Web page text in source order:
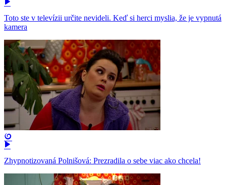
Toto ste v televízii určite nevideli. Keď si herci myslia, že je vypnutá
kamera
Zhypnotizovaná Polnišová: Prezradila o sebe viac ako chcela!